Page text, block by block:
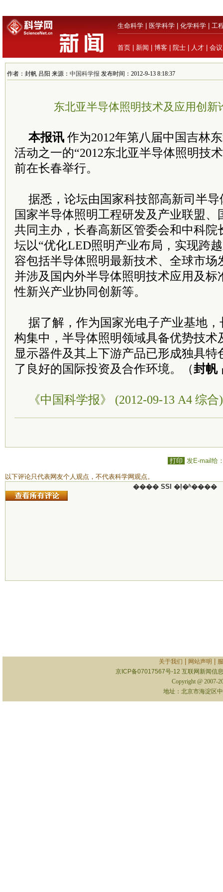
生命科学 医学科学 化学科学 工
首页 新闻 博客 院士 人才 会议
作者：封帆 吕阳 来源： 中国科学报 发布时间：2012-9-13 8:18:37
东北亚半导体照明技术及应用创新
本报讯 作为2012年第八届中国吉林
活动之一的“2012东北亚半导体照明技
前在长春举行。
据悉，论坛由国家科技部高新司半
国家半导体照明工程研发及产业联盟、
共同主办，长春高新区管委会和中科院
坛以“优化LED照明产业布局，实现跨
容包括半导体照明最新技术、全球市场
并涉及国内外半导体照明技术应用及标
性新兴产业协同创新等。
据了解，作为国家光电子产业基地
构集中，半导体照明领域具备优势技术
显示器件及其上下游产品已形成独具特
了良好的国际投资及合作环境。（封帆
《中国科学报》 (2012-09-13 A4 综合)
打印 发E-mail给
以下评论只代表网友个人观点，不代表科学网观点。
���� SSI �ļ�ʱ����
关于我们 网站声明
京ICP备07017567号-12 互联网新闻信
Copyright @ 2007-
地址：北京市海淀区